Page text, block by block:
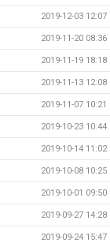
2019-12-03 12:07
2019-11-20 08:36
2019-11-19 18:18
2019-11-13 12:08
2019-11-07 10:21
2019-10-23 10:44
2019-10-14 11:02
2019-10-08 10:25
2019-10-01 09:50
2019-09-27 14:28
2019-09-24 15:47